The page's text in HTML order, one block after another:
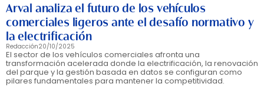
Arval analiza el futuro de los vehículos
comerciales ligeros ante el desafío normativo y
la electrificación
Redacción20/10/2025
El sector de los vehículos comerciales afronta una
transformación acelerada donde la electrificación, la renovación
del parque y la gestión basada en datos se configuran como
pilares fundamentales para mantener la competitividad.